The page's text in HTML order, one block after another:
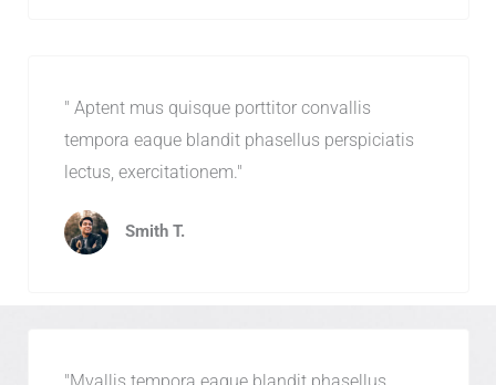
" Aptent mus quisque porttitor convallis
tempora eaque blandit phasellus perspiciatis
lectus, exercitationem."
Smith T.